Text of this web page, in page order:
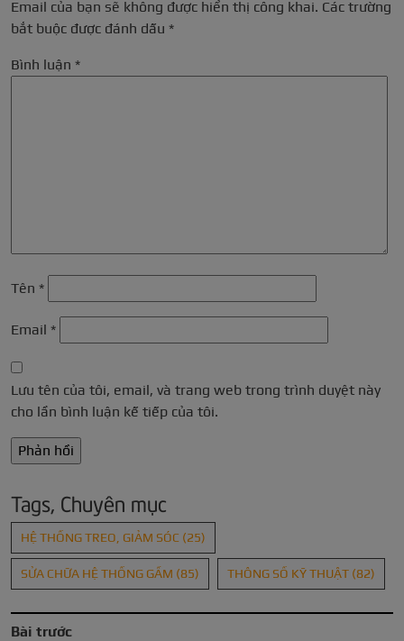
Email của bạn sẽ không được hiển thị công khai. Các trường
bắt buộc được đánh dấu *
Bình luận *
Tên *
Email *
Lưu tên của tôi, email, và trang web trong trình duyệt này
cho lần bình luận kế tiếp của tôi.
Tags, Chuyên mục
HỆ THỐNG TREO, GIẢM SÓC (25)
SỬA CHỮA HỆ THỐNG GẦM (85) THÔNG SỐ KỸ THUẬT (82)
Bài trước